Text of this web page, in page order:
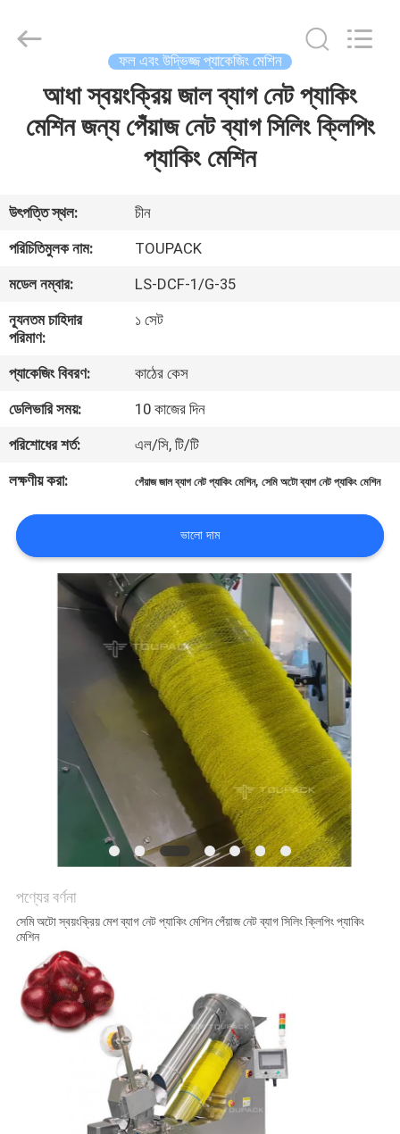
আমাদের
সম্পর্কে
ফ্যাক্টরি
ট্যুর
মান
নিয়ন্ত্রণ
আমাদের
সাথে
যোগাযোগ
উদ্ধৃতি
সাইট
ম্যাপ
গোপনীয়তা
নীতি
ফল এবং উদ্ভিজ্জ প্যাকেজিং মেশিন
আধা স্বয়ংক্রিয় জাল ব্যাগ নেট প্যাকিং
মেশিন জন্য পেঁয়াজ নেট ব্যাগ সিলিং ক্লিপিং
প্যাকিং মেশিন
উৎপত্তি স্থল:
চীন
পরিচিতিমুলক নাম:
TOUPACK
মডেল নম্বার:
LS-DCF-1/G-35
ন্যূনতম চাহিদার
পরিমাণ:
১ সেট
প্যাকেজিং বিবরণ:
কাঠের কেস
ডেলিভারি সময়:
10 কাজের দিন
পরিশোধের শর্ত:
এল/সি, টি/টি
লক্ষণীয় করা:
পেঁয়াজ জাল ব্যাগ নেট প্যাকিং মেশিন,সেমি অটো ব্যাগ নেট প্যাকিং মেশিন
ভালো দাম
পণ্যের বর্ণনা
সেমি অটো স্বয়ংক্রিয় মেশ ব্যাগ নেট প্যাকিং মেশিন পেঁয়াজ নেট ব্যাগ সিলিং ক্লিপিং প্যাকিং
মেশিন